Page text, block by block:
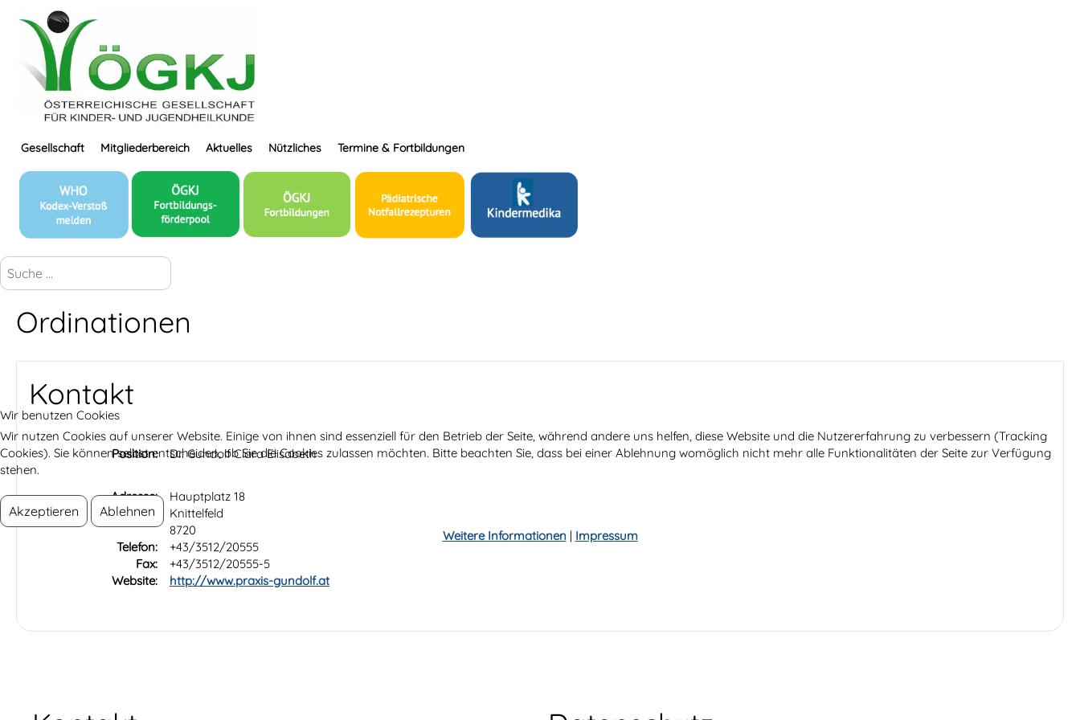
Gesellschaft Mitgliederbereich Aktuelles Nützliches Termine & Fortbildungen
suchen...
Ordinationen
Kontakt
Position: Dr. Gundolf Clara Elisabeth
Adresse:
Hauptplatz 18
Knittelfeld
8720
Telefon:
+43/3512/20555
Fax:
+43/3512/20555-5
Website:
http://www.praxis-gundolf.at
Wir benutzen Cookies
Wir nutzen Cookies auf unserer Website. Einige von ihnen sind essenziell für den Betrieb der Seite, während andere uns helfen, diese Website und die Nutzererfahrung zu verbessern (Tracking
Cookies). Sie können selbst entscheiden, ob Sie die Cookies zulassen möchten. Bitte beachten Sie, dass bei einer Ablehnung womöglich nicht mehr alle Funktionalitäten der Seite zur Verfügung
stehen.
Akzeptieren Ablehnen
Weitere Informationen| Impressum